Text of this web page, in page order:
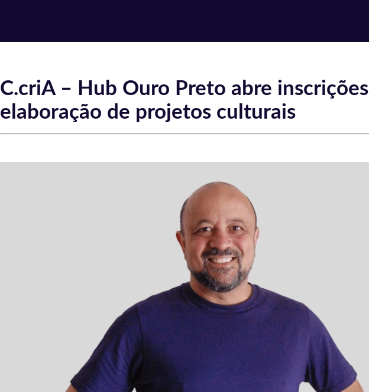
C.criA – Hub Ouro Preto abre
elaboração de projetos culturais